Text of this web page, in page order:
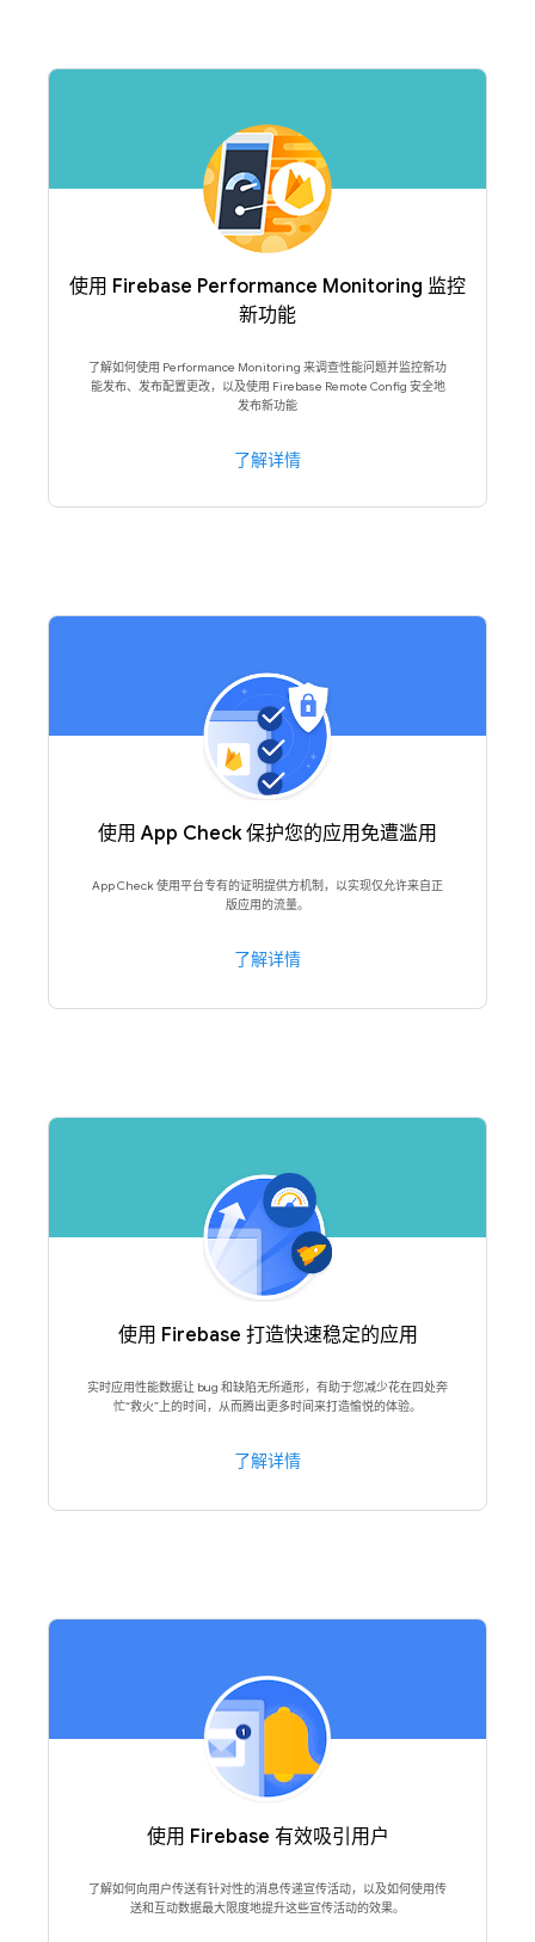
使用 Firebase Performance Monitoring 监控
新功能
了解如何使用 Performance Monitoring 来调查性能问题并监控新功
能发布、发布配置更改，以及使用 Firebase Remote Config 安全地
发布新功能
了解详情
使用 App Check 保护您的应用免遭滥用
App Check 使用平台专有的证明提供方机制，以实现仅允许来自正
版应用的流量。
了解详情
使用 Firebase 打造快速稳定的应用
实时应用性能数据让 bug 和缺陷无所遁形，有助于您减少花在四处奔
忙“救火”上的时间，从而腾出更多时间来打造愉悦的体验。
了解详情
使用 Firebase 有效吸引用户
了解如何向用户传送有针对性的消息传递宣传活动，以及如何使用传
送和互动数据最大限度地提升这些宣传活动的效果。